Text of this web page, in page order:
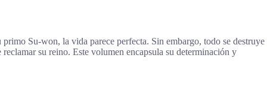
Su-won, la vida parece perfecta. Sin embargo, todo se destruye
su reino. Este volumen encapsula su determinación y